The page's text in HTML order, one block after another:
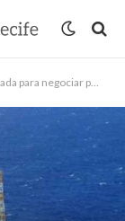
negociar pré-sal